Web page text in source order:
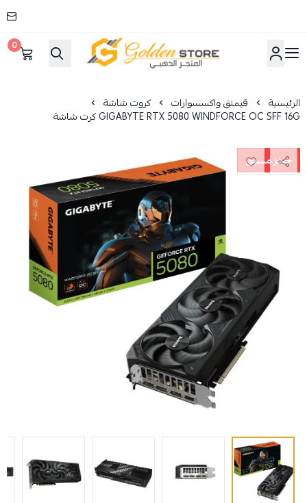
المتجر الذهبي
0
الرئيسية قيمنق واكسسوارات كروت شاشة
GIGABYTE RTX 5080 WINDFORCE OC SFF 16G كرت شاشة
حجز مسبق